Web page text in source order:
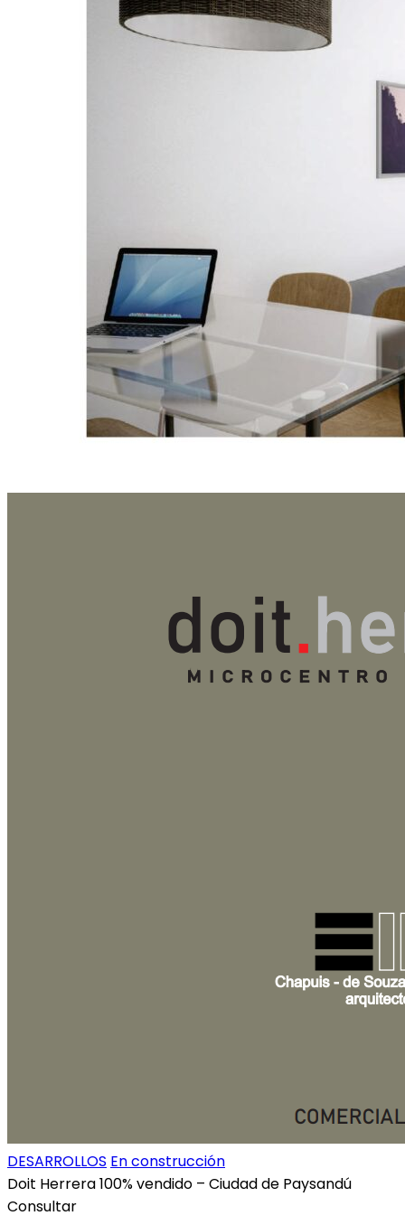
DESARROLLOS En construcción
Doit Herrera 100% vendido – Ciudad de Paysandú
Consultar